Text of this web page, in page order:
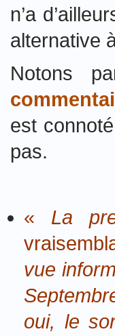
n’a
alternative
Notons
est
pas.
« La
vue
oui, le